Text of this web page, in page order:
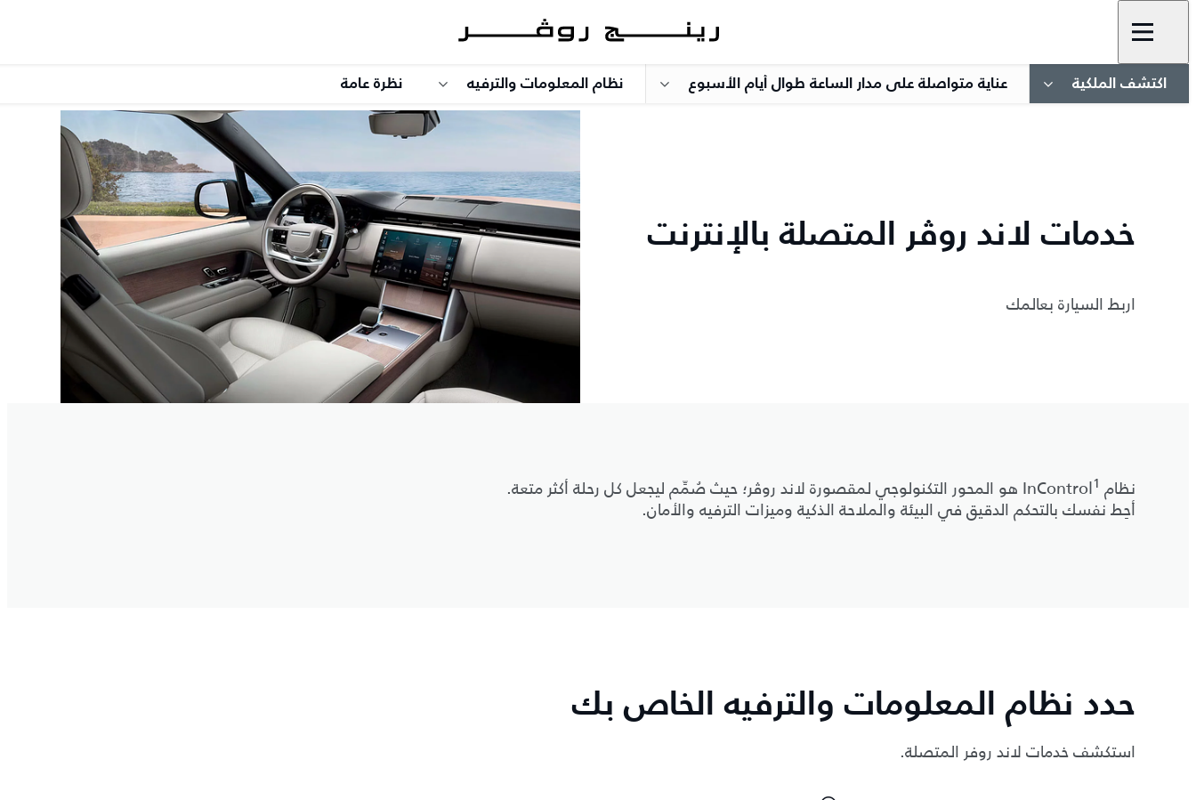
اكتشف الملكية عناية متواصلة على مدار الساعة طوال أيام الأسبوع نظام المعلومات والترفيه نظرة عامة
خدمات لاند روڤر المتصلة بالإنترنت
اربط السيارة بعالمك
نظام InControl 1
هو المحور التكنولوجي لمقصورة لاند روڤر؛ حيث صُمِّم ليجعل كل رحلة أكثر متعة.
أحِط نفسك بالتحكم الدقيق في البيئة والملاحة الذكية وميزات الترفيه والأمان.
حدد نظام المعلومات والترفيه الخاص بك
استكشف خدمات لاند روفر المتصلة.